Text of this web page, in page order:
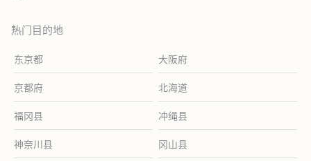
热门目的地
东京都 大阪府
京都府 北海道
福冈县 冲绳县
神奈川县 冈山县